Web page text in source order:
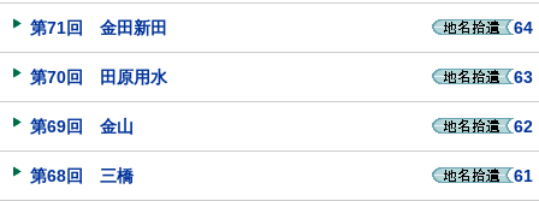
第71回 金田新田 64
第70回 田原用水 63
第69回 金山 62
第68回 三橋 61